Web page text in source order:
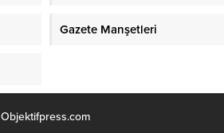
Gazete Manşetleri
Objektifpress.com